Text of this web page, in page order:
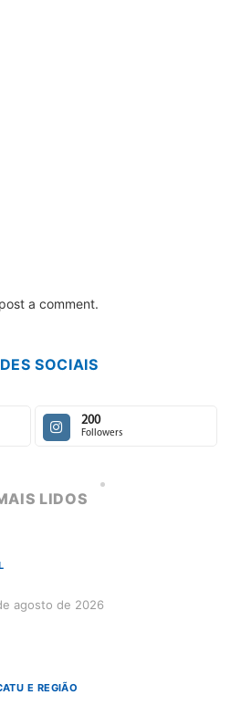
a comment.
SOCIAIS
200
Followers
LIDOS
agosto de 2026
E REGIÃO